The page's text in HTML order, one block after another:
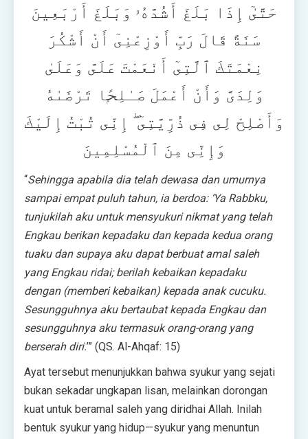
حَتَّىٰٓ إِذَا بَلَغَ أَشُدَّهُۥ وَبَلَغَ أَرْبَعِينَ
سَنَةً قَالَ رَبِّ أَوْزِعْنِىٓ أَنْ أَشْكُرَ
نِعْمَتَكَ ٱلَّتِىٓ أَنْعَمْتَ عَلَىَّ وَعَلَىٰ
وَلِدَىَّ وَأَنْ أَعْمَلَ صَـٰلِحًۭا تَرْضَىٰهُ
وَأَصْلِحْ لِى فِى ذُرِّيَّتِىٓ ۖ إِنِّى تُبْتُ إِلَيْكَ
وَإِنِّى مِنَ ٱلْمُسْلِمِينَ
“Sehingga apabila dia telah dewasa dan umurnya
sampai empat puluh tahun, ia berdoa: ‘Ya Rabbku,
tunjukilah aku untuk mensyukuri nikmat yang telah
Engkau berikan kepadaku dan kepada kedua orang
tuaku dan supaya aku dapat berbuat amal saleh
yang Engkau ridai; berilah kebaikan kepadaku
dengan (memberi kebaikan) kepada anak cucuku.
Sesungguhnya aku bertaubat kepada Engkau dan
sesungguhnya aku termasuk orang-orang yang
berserah diri.’” (QS. Al-Ahqaf: 15)
Ayat tersebut menunjukkan bahwa syukur yang sejati
bukan sekadar ungkapan lisan, melainkan dorongan
kuat untuk beramal saleh yang diridhai Allah. Inilah
bentuk syukur yang hidup—syukur yang menuntun